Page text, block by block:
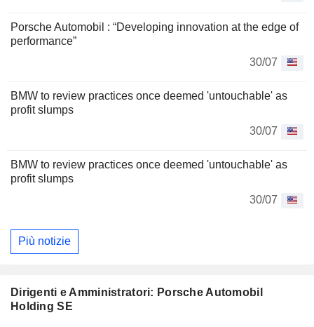
Porsche Automobil : “Developing innovation at the edge of
performance”
30/07
BMW to review practices once deemed 'untouchable' as
profit slumps
30/07
BMW to review practices once deemed 'untouchable' as
profit slumps
30/07
Più notizie
Dirigenti e Amministratori: Porsche Automobil
Holding SE